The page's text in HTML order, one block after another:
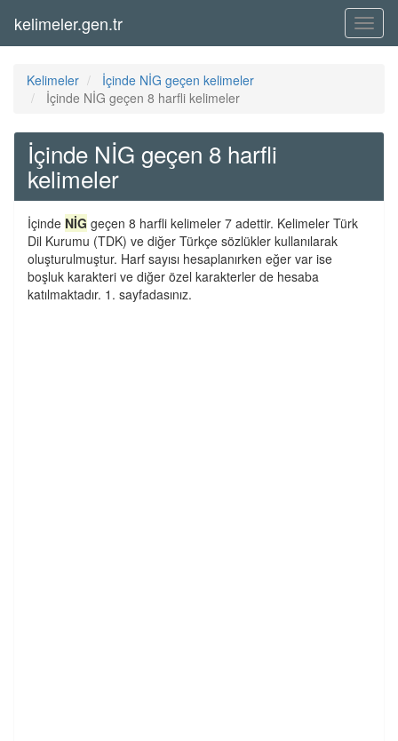
Menü
kelimeler.gen.tr
Kelimeler
İçinde NİG geçen kelimeler
İçinde NİG geçen 8 harfli kelimeler
İçinde NİG geçen 8 harfli
kelimeler
İçinde NİG geçen 8 harfli kelimeler 7 adettir. Kelimeler Türk
Dil Kurumu (TDK) ve diğer Türkçe sözlükler kullanılarak
oluşturulmuştur. Harf sayısı hesaplanırken eğer var ise
boşluk karakteri ve diğer özel karakterler de hesaba
katılmaktadır. 1. sayfadasınız.